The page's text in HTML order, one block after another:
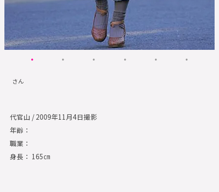
さん
代官山 / 2009年11月4日撮影
年齢：
職業：
身長： 165㎝